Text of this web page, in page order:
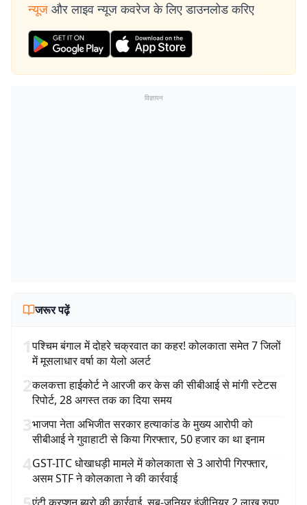
न्यूज और लाइव न्यूज कवरेज के लिए डाउनलोड करिए
विज्ञापन
जरूर पढ़ें
1पश्चिम बंगाल में दोहरे चक्रवात का कहर! कोलकाता समेत 7 जिलों
में मूसलाधार वर्षा का येलो अलर्ट
2कलकत्ता हाईकोर्ट ने आरजी कर केस की सीबीआई से मांगी स्टेटस
रिपोर्ट, 28 अगस्त तक का दिया समय
3भाजपा नेता अभिजीत सरकार हत्याकांड के मुख्य आरोपी को
सीबीआई ने गुवाहाटी से किया गिरफ्तार, 50 हजार का था इनाम
4GST-ITC धोखाधड़ी मामले में कोलकाता से 3 आरोपी गिरफ्तार,
असम STF ने कोलकाता ने की कार्रवाई